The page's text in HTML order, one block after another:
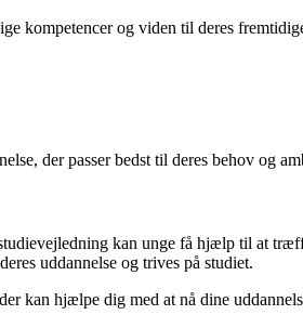
kompetencer og viden til deres
der passer bedst til deres behov og
kan unge få hjælp til at
uddannelse og trives på studiet.
kan hjælpe dig med at nå dine